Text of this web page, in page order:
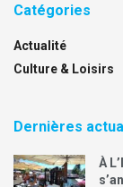
Catégories
Actualité
Culture & Loisirs
Dernières
À